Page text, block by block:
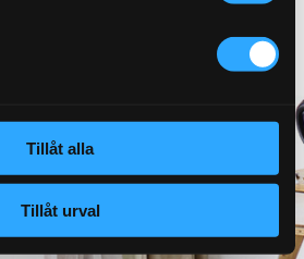
Tillåt alla
Tillåt urval